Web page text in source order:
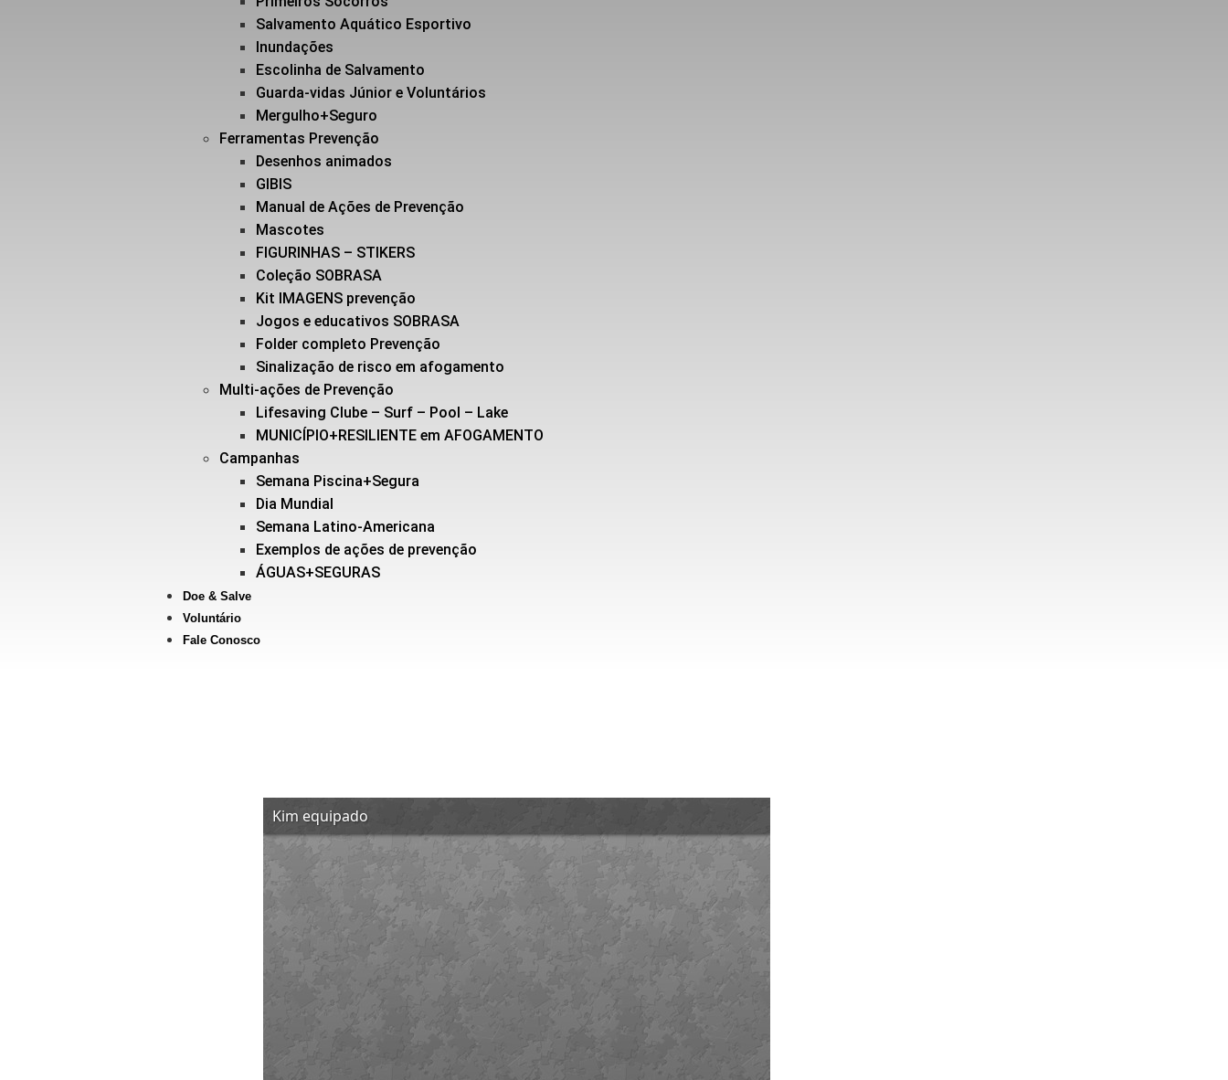
Salvamento Aquático Esportivo
Inundações
Escolinha de Salvamento
Guarda-vidas Júnior e Voluntários
Mergulho+Seguro
Ferramentas Prevenção
Desenhos animados
GIBIS
Manual de Ações de Prevenção
Mascotes
FIGURINHAS – STIKERS
Coleção SOBRASA
Kit IMAGENS prevenção
Jogos e educativos SOBRASA
Folder completo Prevenção
Sinalização de risco em afogamento
Multi-ações de Prevenção
Lifesaving Clube – Surf – Pool – Lake
MUNICÍPIO+RESILIENTE em AFOGAMENTO
Campanhas
Semana Piscina+Segura
Dia Mundial
Semana Latino-Americana
Exemplos de ações de prevenção
ÁGUAS+SEGURAS
Doe & Salve
Voluntário
Fale Conosco